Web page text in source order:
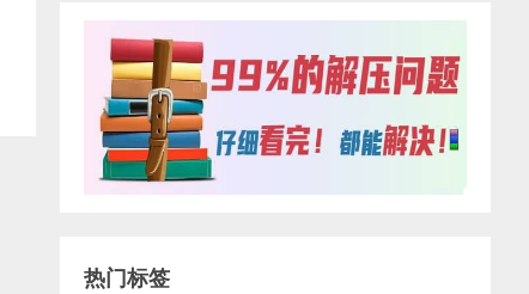
热门标签